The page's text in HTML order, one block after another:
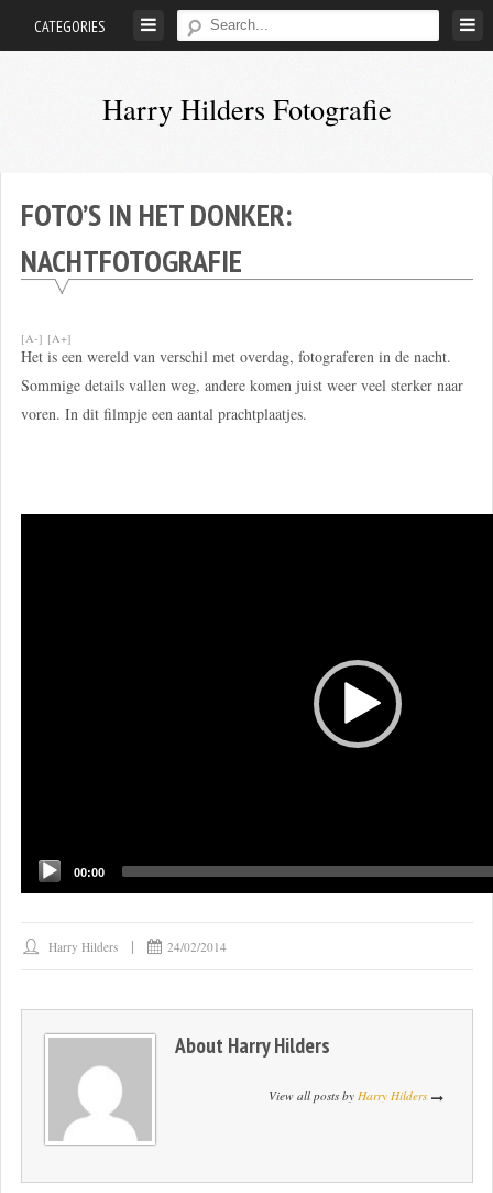
CATEGORIES
Harry Hilders Fotografie
Hilders
FOTO’S IN HET DONKER:
NACHTFOTOGRAFIE
[A-] [A+]
Het is een wereld van verschil met overdag, fotograferen in de nacht.
Sommige details vallen weg, andere komen juist weer veel sterker naar
voren. In dit filmpje een aantal prachtplaatjes.
00:00
Harry Hilders 24/02/2014
About Harry Hilders
View all posts by Harry Hilders